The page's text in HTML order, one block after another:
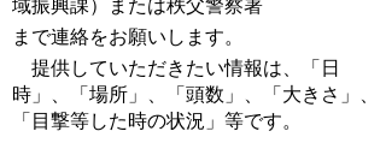
域振興課）または秩父警察署
まで連絡をお願いします。
提供していただきたい情報は、「日
時」、「場所」、「頭数」、「大きさ」、
「目撃等した時の状況」等です。